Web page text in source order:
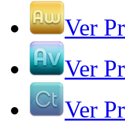
Ver
Ver
Ver